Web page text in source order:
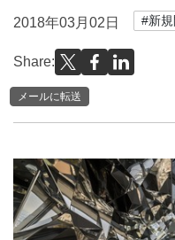
2018年03月02日 #新
Share:
メールに転送